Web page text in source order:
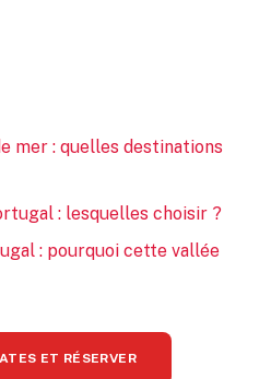
mer : quelles destinations
: lesquelles choisir ?
: pourquoi cette vallée
ET RÉSERVER